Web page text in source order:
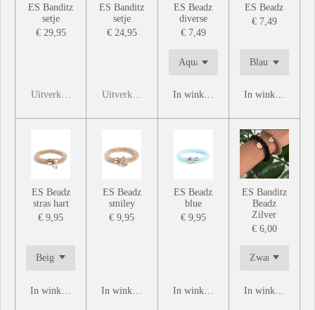
ES Banditz
setje
€ 29,95
Uitverkocht
ES Banditz
setje
€ 24,95
Uitverkocht
ES Beadz
diverse
€ 7,49
In winkelwagen
ES Beadz
€ 7,49
In winkelwagen
ES Beadz
stras hart
€ 9,95
In winkelwagen
ES Beadz
smiley
€ 9,95
In winkelwagen
ES Beadz
blue
€ 9,95
In winkelwagen
ES Banditz
Beadz
Zilver
€ 6,00
In winkelwagen